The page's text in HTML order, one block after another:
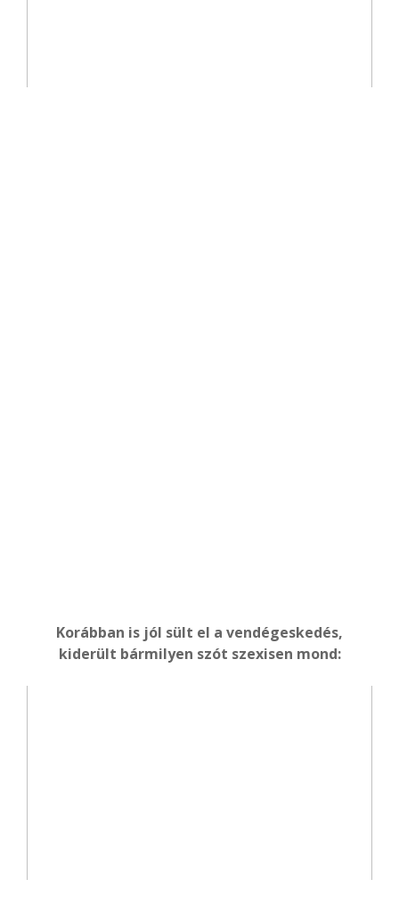
Korábban is jól sült el a vendégeskedés,
kiderült bármilyen szót szexisen mond: